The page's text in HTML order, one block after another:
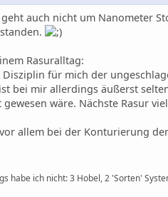
geht auch nicht um Nanometer
Rasuralltag:
für mich der
bei mir allerdings äußerst
wäre. Nächste Rasur
allem bei der Konturierung
habe ich nicht: 3 Hobel, 2 'Sorten'